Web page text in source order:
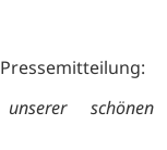
schönen